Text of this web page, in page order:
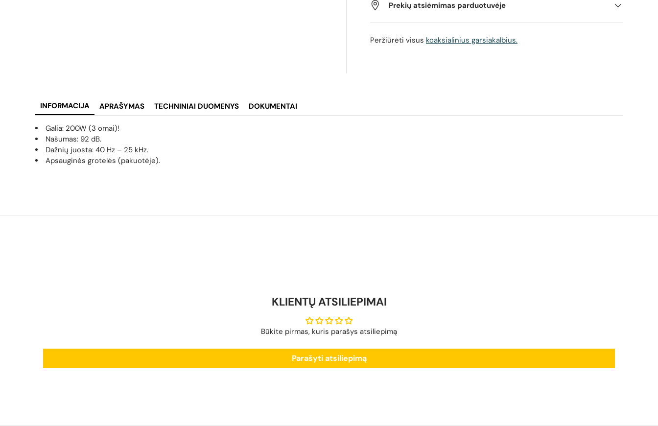
Prekių atsiėmimas parduotuvėje
Peržiūrėti visus koaksialinius garsiakalbius.
INFORMACIJA APRAŠYMAS TECHNINIAI DUOMENYS DOKUMENTAI
Galia: 200W (3 omai)!
Našumas: 92 dB.
Dažnių juosta: 40 Hz – 25 kHz.
Apsauginės grotelės (pakuotėje).
KLIENTŲ ATSILIEPIMAI
Būkite pirmas, kuris parašys atsiliepimą
Parašyti atsiliepimą